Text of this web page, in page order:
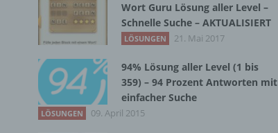
Wort Guru Lösung aller Level –
Schnelle Suche – AKTUALISIERT
LÖSUNGEN 21. Mai 2017
94% Lösung aller Level (1 bis
359) – 94 Prozent Antworten mit
einfacher Suche
LÖSUNGEN 09. April 2015